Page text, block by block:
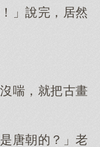
」說完，居然
喘，就把古畫
唐朝的？」老